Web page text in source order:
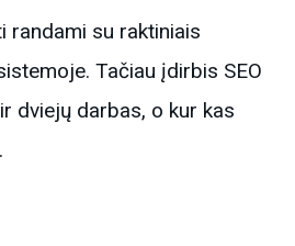
randami su raktiniais
Tačiau įdirbis SEO
dviejų darbas, o kur kas